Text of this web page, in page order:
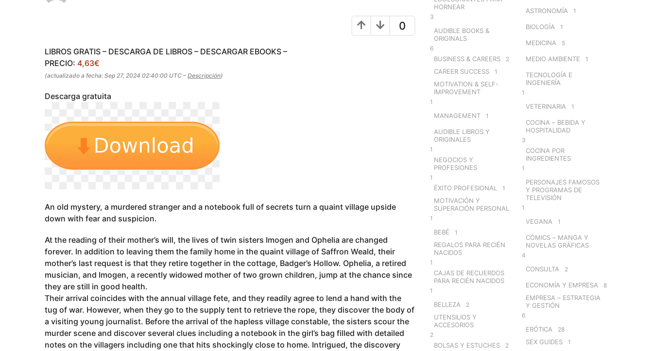
g
0
LIBROS GRATIS – DESCARGA DE LIBROS – DESCARGAR EBOOKS –
PRECIO: 4,63€
(actualizado a fecha: Sep 27, 2024 02:40:00 UTC – Descripción)
Descarga gratuita
An old mystery, a murdered stranger and a notebook full of secrets turn a quaint village upside
down with fear and suspicion.
At the reading of their mother’s will, the lives of twin sisters Imogen and Ophelia are changed
forever. In addition to leaving them the family home in the quaint village of Saffron Weald, their
mother’s last request is that they retire together in the cottage, Badger’s Hollow. Ophelia, a retired
musician, and Imogen, a recently widowed mother of two grown children, jump at the chance since
they are still in good health.
Their arrival coincides with the annual village fete, and they readily agree to lend a hand with the
tug of war. However, when they go to the supply tent to retrieve the rope, they discover the body of
a visiting young journalist. Before the arrival of the hapless village constable, the sisters scour the
murder scene and discover several clues including a notebook in the girl’s bag filled with detailed
notes on the villagers including one that hits shockingly close to home. Intrigued, the discovery
HORNEAR
3
AUDIBLE BOOKS &
ORIGINALS
6
BUSINESS & CAREERS 2
CAREER SUCCESS 1
MOTIVATION & SELF-
IMPROVEMENT
1
MANAGEMENT 1
AUDIBLE LIBROS Y
ORIGINALES
1
NEGOCIOS Y
PROFESIONES
1
ÉXITO PROFESIONAL 1
MOTIVACIÓN Y
SUPERACIÓN PERSONAL
1
BEBÉ 1
REGALOS PARA RECIÉN
NACIDOS
1
CAJAS DE RECUERDOS
PARA RECIÉN NACIDOS
1
BELLEZA 2
UTENSILIOS Y
ACCESORIOS
2
BOLSAS Y ESTUCHES 2
ASTRONOMÍA 1
BIOLOGÍA 1
MEDICINA 5
MEDIO AMBIENTE 1
TECNOLOGÍA E
INGENIERÍA
1
VETERINARIA 1
COCINA – BEBIDA Y
HOSPITALIDAD
3
COCINA POR
INGREDIENTES
1
PERSONAJES FAMOSOS
Y PROGRAMAS DE
TELEVISIÓN
1
VEGANA 1
CÓMICS – MANGA Y
NOVELAS GRÁFICAS
4
CONSULTA 2
ECONOMÍA Y EMPRESA 8
EMPRESA – ESTRATEGIA
Y GESTIÓN
6
ERÓTICA 28
SEX GUIDES 1